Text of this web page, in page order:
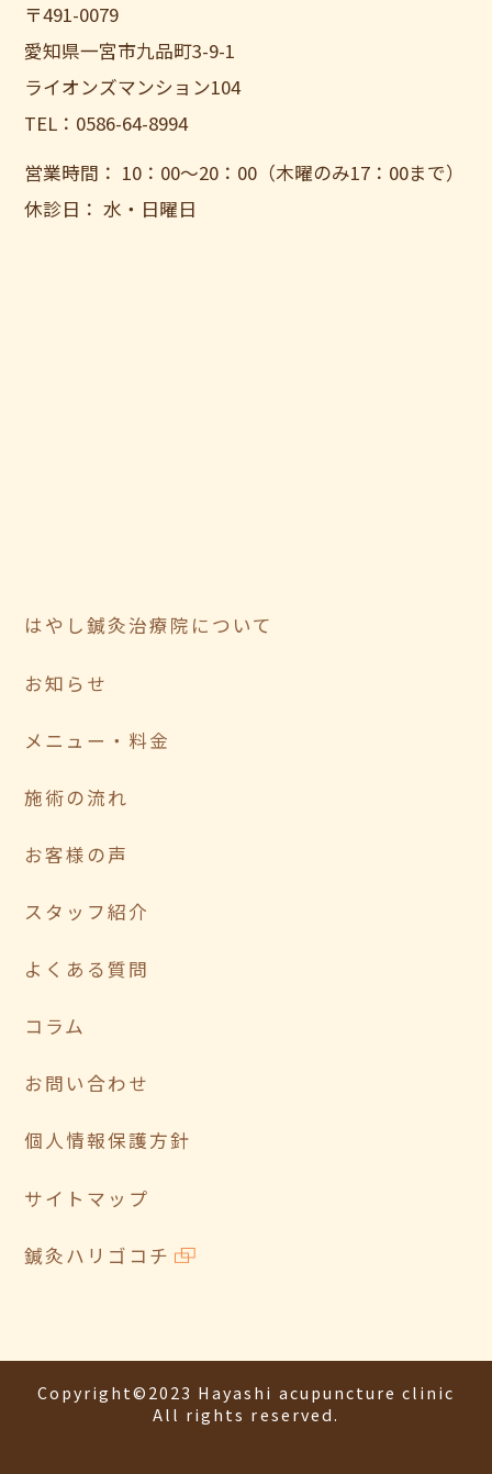
〒491-0079
愛知県一宮市九品町3-9-1
ライオンズマンション104
TEL：0586-64-8994
営業時間： 10：00〜20：00（木曜のみ17：00まで）
休診日： 水・日曜日
はやし鍼灸治療院について
お知らせ
メニュー・料金
施術の流れ
お客様の声
スタッフ紹介
よくある質問
コラム
お問い合わせ
個人情報保護方針
サイトマップ
鍼灸ハリゴコチ
Copyright©2023 Hayashi acupuncture clinic
All rights reserved.